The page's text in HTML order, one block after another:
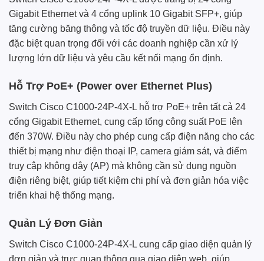
Gigabit Ethernet và 4 cổng uplink 10 Gigabit SFP+, giúp
tăng cường băng thông và tốc độ truyền dữ liệu. Điều này
đặc biệt quan trọng đối với các doanh nghiệp cần xử lý
lượng lớn dữ liệu và yêu cầu kết nối mạng ổn định.
Hỗ Trợ PoE+ (Power over Ethernet Plus)
Switch Cisco C1000-24P-4X-L hỗ trợ PoE+ trên tất cả 24
cổng Gigabit Ethernet, cung cấp tổng công suất PoE lên
đến 370W. Điều này cho phép cung cấp điện năng cho các
thiết bị mạng như điện thoại IP, camera giám sát, và điểm
truy cập không dây (AP) mà không cần sử dụng nguồn
điện riêng biệt, giúp tiết kiệm chi phí và đơn giản hóa việc
triển khai hệ thống mạng.
Quản Lý Đơn Giản
Switch Cisco C1000-24P-4X-L cung cấp giao diện quản lý
đơn giản và trực quan thông qua giao diện web, giúp